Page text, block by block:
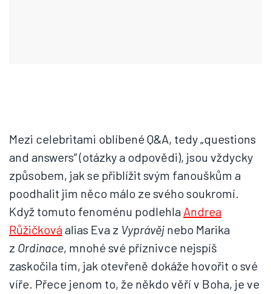
Mezi celebritami oblíbené Q&A, tedy „questions
and answers“ (otázky a odpovědi), jsou vždycky
způsobem, jak se přiblížit svým fanouškům a
poodhalit jim něco málo ze svého soukromí.
Když tomuto fenoménu podlehla Andrea
Růžičkováalias Eva z Vyprávěj nebo Marika
z Ordinace, mnohé své příznivce nejspíš
zaskočila tím, jak otevřeně dokáže hovořit o své
víře. Přece jenom to, že někdo věří v Boha, je ve